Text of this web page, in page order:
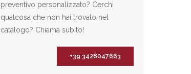
preventivo personalizzato? Cerchi
qualcosa che non hai trovato nel
catalogo? Chiama subito!
+39 3428047663